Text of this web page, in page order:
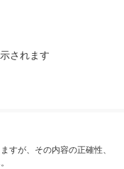
されます
すが、その内容の正確性、